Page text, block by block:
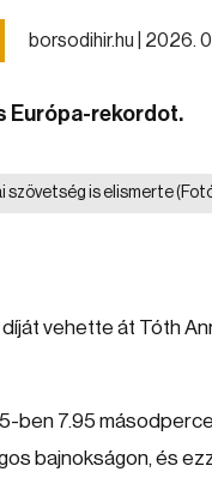
borsodihir.hu | 2026.
Európa-rekordot.
szövetség is elismerte
vehette át Tóth
ben 7.95
bajnokságon, és